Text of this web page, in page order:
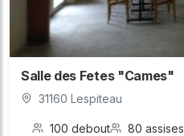
Salle des Fetes "Cames"
31160 Lespiteau
100 debout 80 assises